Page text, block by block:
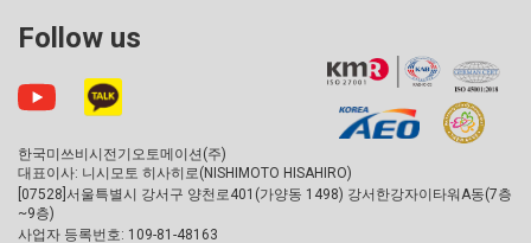
Follow us
한국미쓰비시전기오토메이션(주)
대표이사: 니시모토 히사히로(NISHIMOTO HISAHIRO)
[07528]서울특별시 강서구 양천로401(가양동 1498) 강서한강자이타워A동(7층
~9층)
사업자 등록번호: 109-81-48163